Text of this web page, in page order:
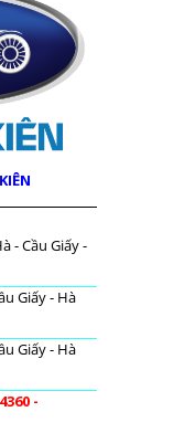
- Cầu Giấy -
Giấy - Hà
Giấy - Hà
-